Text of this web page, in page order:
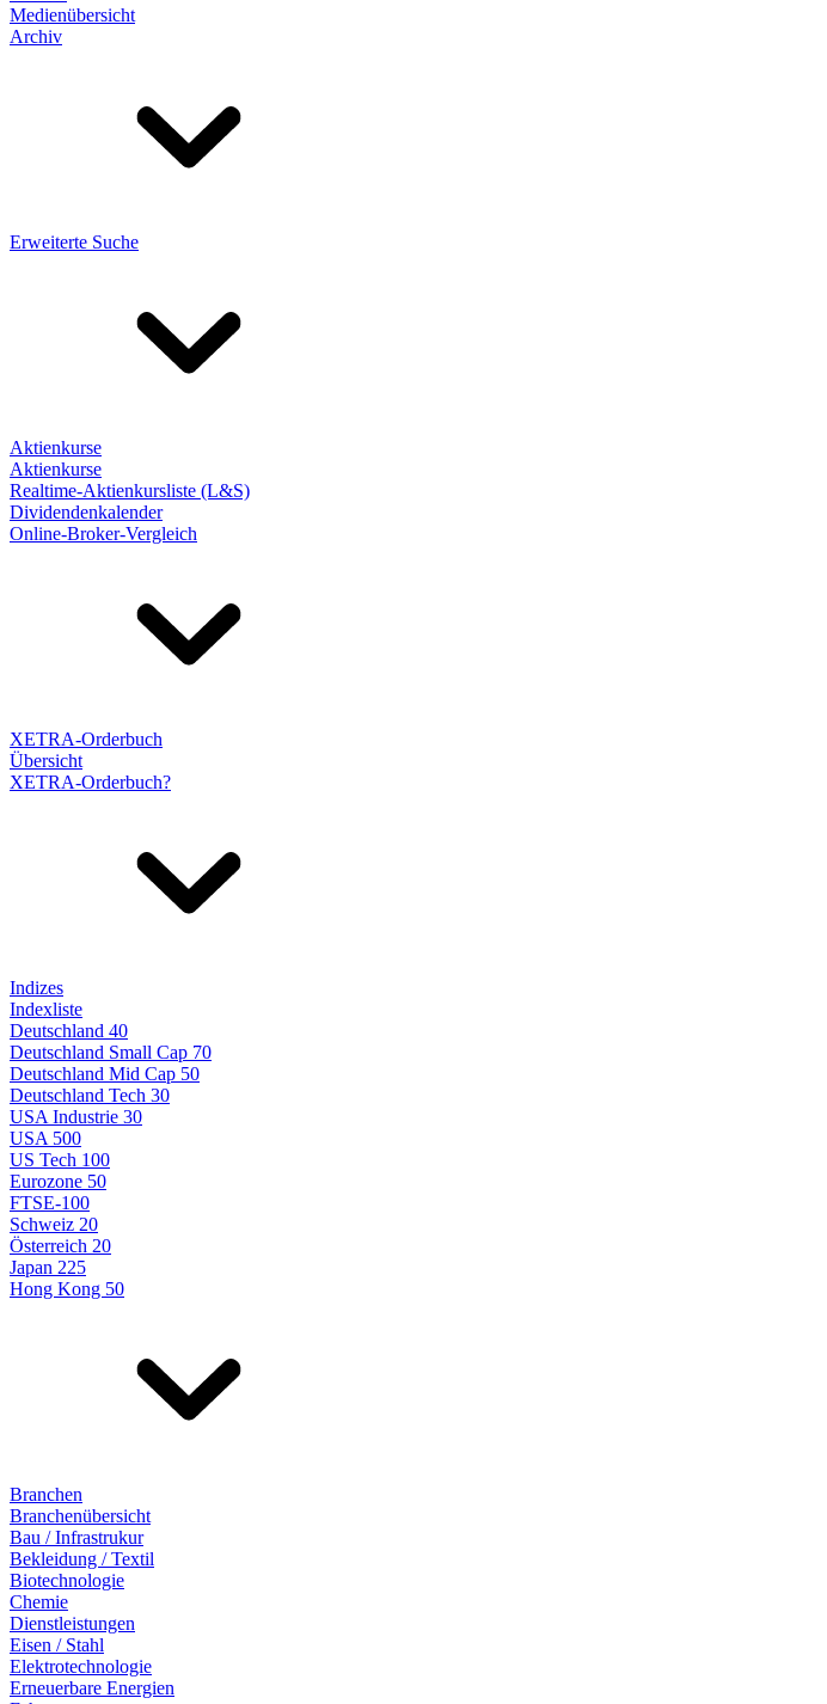
Medienübersicht
Archiv
Erweiterte Suche
Aktienkurse
Aktienkurse
Realtime-Aktienkursliste (L&S)
Dividendenkalender
Online-Broker-Vergleich
XETRA-Orderbuch
Übersicht
XETRA-Orderbuch?
Indizes
Indexliste
Deutschland 40
Deutschland Small Cap 70
Deutschland Mid Cap 50
Deutschland Tech 30
USA Industrie 30
USA 500
US Tech 100
Eurozone 50
FTSE-100
Schweiz 20
Österreich 20
Japan 225
Hong Kong 50
Branchen
Branchenübersicht
Bau / Infrastrukur
Bekleidung / Textil
Biotechnologie
Chemie
Dienstleistungen
Eisen / Stahl
Elektrotechnologie
Erneuerbare Energien